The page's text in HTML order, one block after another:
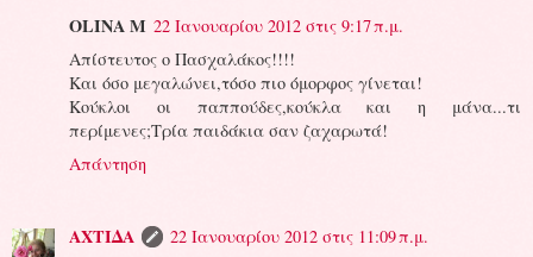
OLINA M 22 Ιανουαρίου 2012 στις 9:17 π.μ.
Απίστευτος ο Πασχαλάκος!!!!
Και όσο μεγαλώνει,τόσο πιο όμορφος γίνεται!
Κούκλοι οι παππούδες,κούκλα και η μάνα...τι
περίμενες;Τρία παιδάκια σαν ζαχαρωτά!
Απάντηση
ΑΧΤΙΔΑ
22 Ιανουαρίου 2012 στις 11:09 π.μ.